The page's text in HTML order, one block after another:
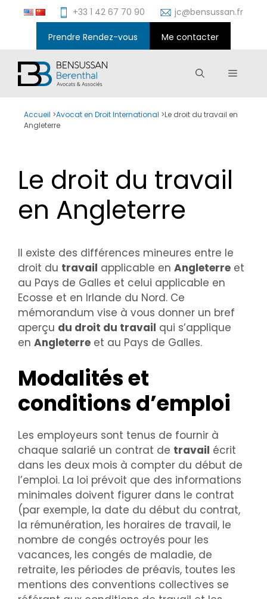
+33 1 42 67 70 90 jc@bensussan.fr
Prendre Rendez-vous Me contacter
Menu
Accueil >Avocat en Droit International >Le droit du travail en
Angleterre
Le droit du travail
en Angleterre
Il existe des différences mineures entre le
droit du travail applicable en Angleterre et
au Pays de Galles et celui applicable en
Ecosse et en Irlande du Nord. Ce
mémorandum vise à vous donner un bref
aperçu du droit du travail qui s’applique
en Angleterre et au Pays de Galles.
Modalités et
conditions d’emploi
Les employeurs sont tenus de fournir à
chaque salarié un contrat de travail écrit
dans les deux mois à compter du début de
l’emploi. La loi prévoit que des informations
minimales doivent figurer dans le contrat
(par exemple, la date du début du contrat,
la rémunération, les horaires de travail, le
nombre de congés octroyés pour les
vacances, les congés de maladie, de
retraite, les périodes de préavis, toutes les
mentions des conventions collectives se